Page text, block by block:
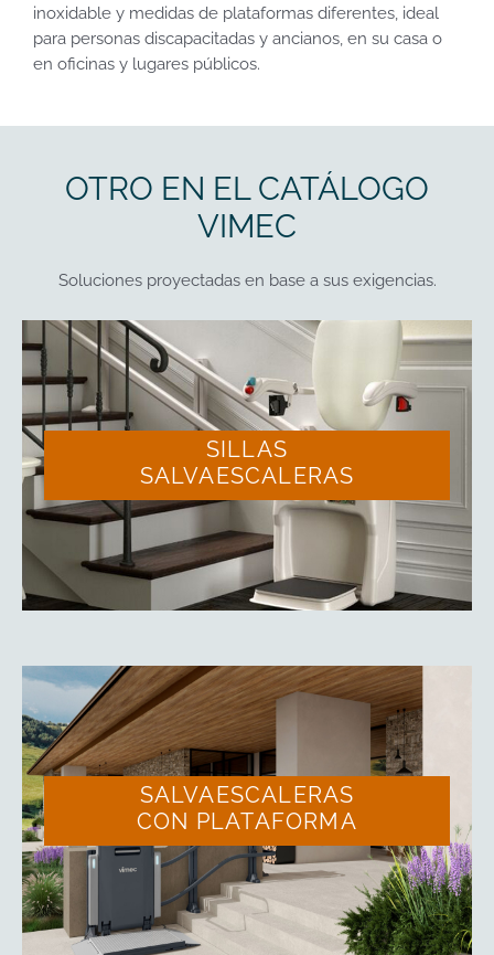
inoxidable y medidas de plataformas diferentes, ideal
para personas discapacitadas y ancianos, en su casa o
en oficinas y lugares públicos.
OTRO EN EL CATÁLOGO
VIMEC
Soluciones proyectadas en base a sus exigencias.
SILLAS
SALVAESCALERAS
SALVAESCALERAS
CON PLATAFORMA